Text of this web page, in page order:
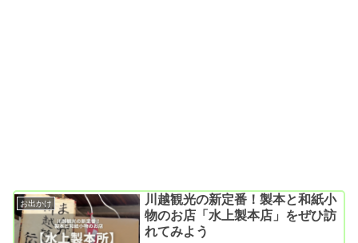
お出かけ
川越観光の新定番！製本と和紙小
物のお店「水上製本店」をぜひ訪
れてみよう